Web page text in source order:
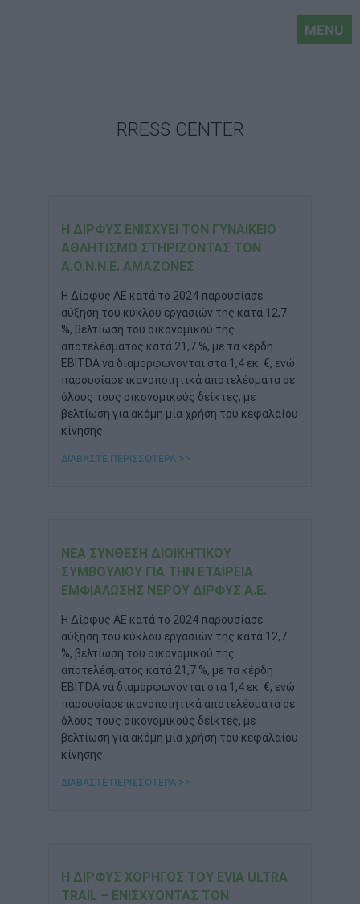
MENU
RRESS CENTER
Η ΔΊΡΦΥΣ ΕΝΙΣΧΎΕΙ ΤΟΝ ΓΥΝΑΙΚΕΊΟ
ΑΘΛΗΤΙΣΜΌ ΣΤΗΡΊΖΟΝΤΑΣ ΤΟΝ
Α.Ο.Ν.Ν.Ε. ΑΜΑΖΟΝΕΣ
Η Δίρφυς ΑΕ κατά το 2024 παρουσίασε
αύξηση του κύκλου εργασιών της κατά 12,7
%, βελτίωση του οικονομικού της
αποτελέσματος κατά 21,7 %, με τα κέρδη
EBITDA να διαμορφώνονται στα 1,4 εκ. €, ενώ
παρουσίασε ικανοποιητικά αποτελέσματα σε
όλους τους οικονομικούς δείκτες, με
βελτίωση για ακόμη μία χρήση του κεφαλαίου
κίνησης.
ΔΙΑΒΑΣΤΕ ΠΕΡΙΣΣΟΤΕΡΑ >>
ΝΈΑ ΣΎΝΘΕΣΗ ΔΙΟΙΚΗΤΙΚΟΎ
ΣΥΜΒΟΥΛΊΟΥ ΓΙΑ ΤΗΝ ΕΤΑΙΡΕΊΑ
ΕΜΦΙΆΛΩΣΗΣ ΝΕΡΟΎ ΔΊΡΦΥΣ Α.Ε.
Η Δίρφυς ΑΕ κατά το 2024 παρουσίασε
αύξηση του κύκλου εργασιών της κατά 12,7
%, βελτίωση του οικονομικού της
αποτελέσματος κατά 21,7 %, με τα κέρδη
EBITDA να διαμορφώνονται στα 1,4 εκ. €, ενώ
παρουσίασε ικανοποιητικά αποτελέσματα σε
όλους τους οικονομικούς δείκτες, με
βελτίωση για ακόμη μία χρήση του κεφαλαίου
κίνησης.
ΔΙΑΒΑΣΤΕ ΠΕΡΙΣΣΟΤΕΡΑ >>
Η ΔΊΡΦΥΣ ΧΟΡΗΓΌΣ ΤΟΥ EVIA ULTRA
TRAIL – ΕΝΙΣΧΎΟΝΤΑΣ ΤΟΝ